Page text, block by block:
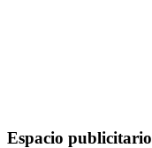
Espacio publicitario